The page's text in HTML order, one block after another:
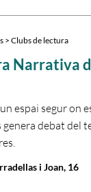
> Clubs de lectura
Narrativa
espai segur on
genera debat del
i Joan, 16